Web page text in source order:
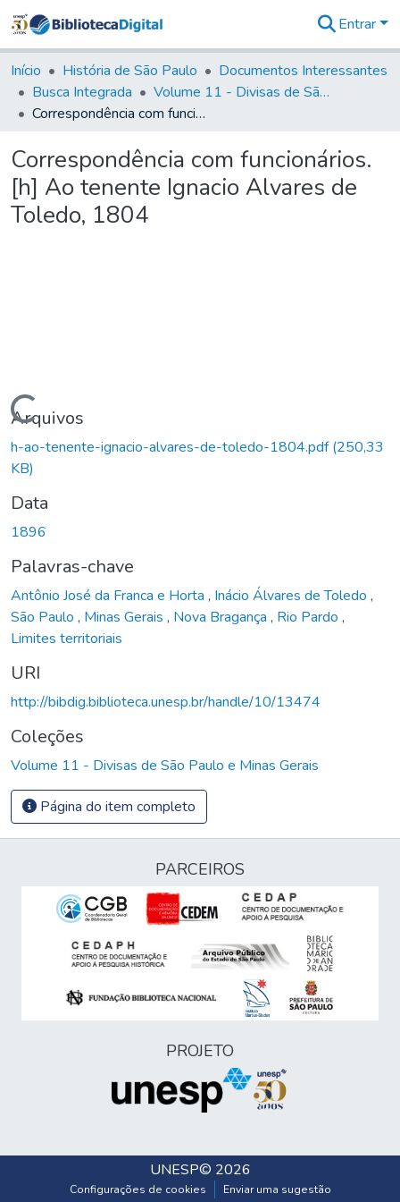
&
Coleções
Tudo na
Biblioteca
Estatísticas
Entrar
Início História de São Paulo
Documentos Interessantes
Busca Integrada
Volume 11 - Divisas de São Paulo e Minas Gerais
Correspondência com funcionários. [h] Ao tenente Ignacio Alvares de Toledo, 1804
Correspondência com funcionários.
[h] Ao tenente Ignacio Alvares de
Toledo, 1804
Carregando...
Arquivos
h-ao-tenente-ignacio-alvares-de-toledo-1804.pdf(250,33
KB)
Data
1896
Palavras-chave
Antônio José da Franca e Horta , Inácio Álvares de Toledo ,
São Paulo , Minas Gerais , Nova Bragança , Rio Pardo ,
Limites territoriais
URI
http://bibdig.biblioteca.unesp.br/handle/10/13474
Coleções
Volume 11 - Divisas de São Paulo e Minas Gerais
Página do item completo
PARCEIROS
PROJETO
UNESP© 2026
Configurações de cookies Enviar uma sugestão